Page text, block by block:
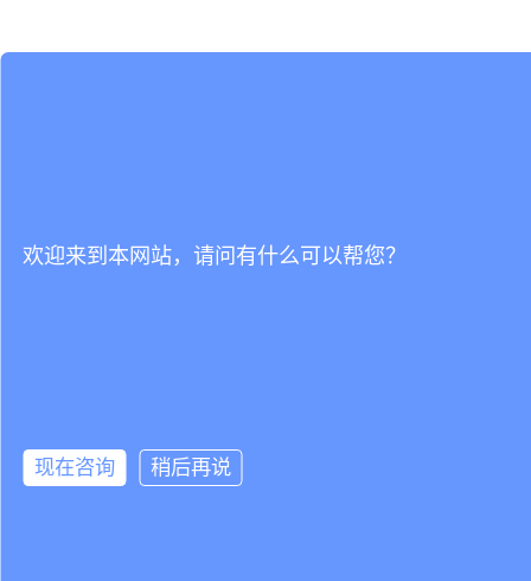
欢迎来到本网站，请问有什么可以帮您？
现在咨询 稍后再说